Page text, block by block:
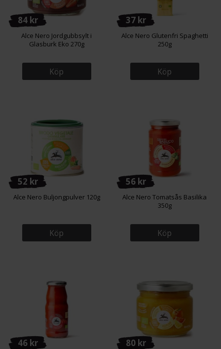
84 kr
Alce Nero Jordgubbsylt i
Glasburk Eko 270g
Köp
37 kr
Alce Nero Glutenfri Spaghetti
250g
Köp
52 kr
Alce Nero Buljongpulver 120g
Köp
56 kr
Alce Nero Tomatsås Basilika
350g
Köp
46 kr 80 kr